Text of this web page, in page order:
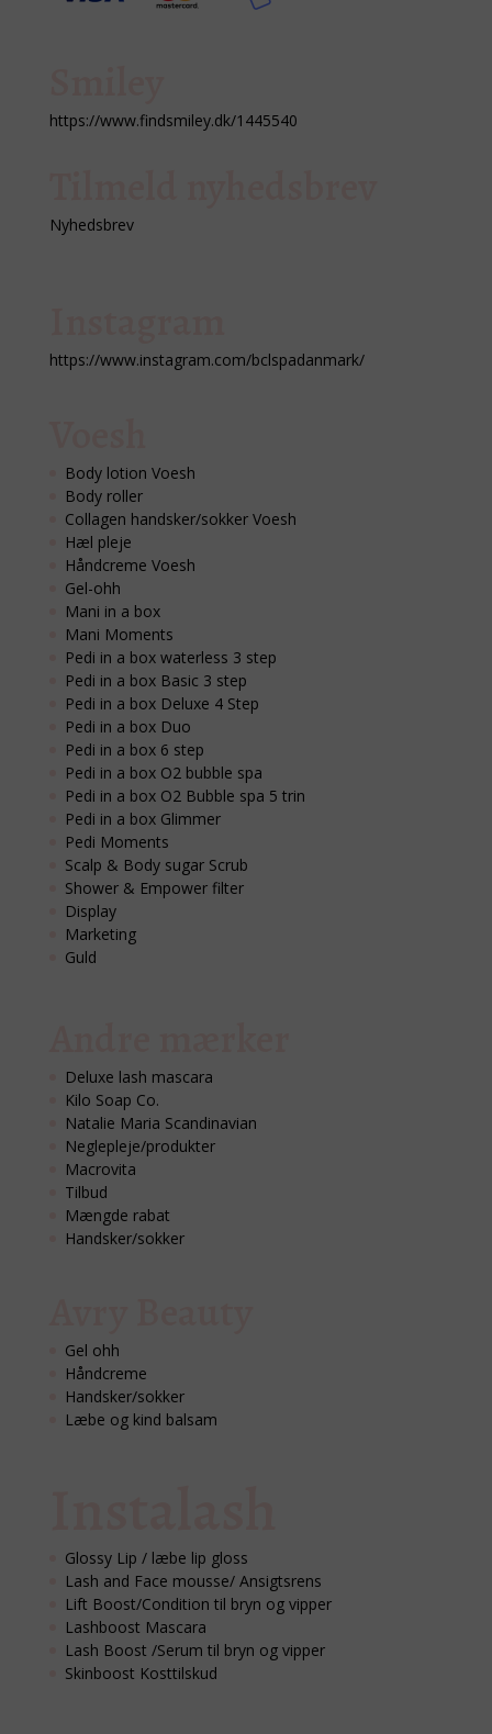
https://www.findsmiley.dk/1445540
Nyhedsbrev
https://www.instagram.com/bclspadanmark/
Body lotion Voesh
Body roller
Collagen handsker/sokker Voesh
Hæl pleje
Håndcreme Voesh
Gel-ohh
Mani in a box
Mani Moments
Pedi in a box waterless 3 step
Pedi in a box Basic 3 step
Pedi in a box Deluxe 4 Step
Pedi in a box Duo
Pedi in a box 6 step
Pedi in a box O2 bubble spa
Pedi in a box O2 Bubble spa 5 trin
Pedi in a box Glimmer
Pedi Moments
Scalp & Body sugar Scrub
Shower & Empower filter
Display
Marketing
Guld
Deluxe lash mascara
Kilo Soap Co.
Natalie Maria Scandinavian
Neglepleje/produkter
Macrovita
Tilbud
Mængde rabat
Handsker/sokker
Gel ohh
Håndcreme
Handsker/sokker
Læbe og kind balsam
Glossy Lip / læbe lip gloss
Lash and Face mousse/ Ansigtsrens
Lift Boost/Condition til bryn og vipper
Lashboost Mascara
Lash Boost /Serum til bryn og vipper
Skinboost Kosttilskud